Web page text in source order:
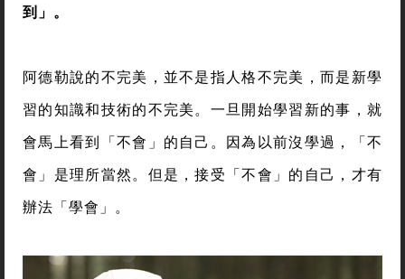
到」。
阿德勒說的不完美，並不是指人格不完美，而是新學
習的知識和技術的不完美。一旦開始學習新的事，就
會馬上看到「不會」的自己。因為以前沒學過，「不
會」是理所當然。但是，接受「不會」的自己，才有
辦法「學會」。